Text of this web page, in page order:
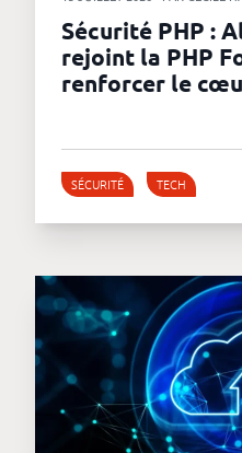
Sécurité PHP :
rejoint la PHP
renforcer le
SÉCURITÉ TECH